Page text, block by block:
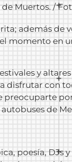
Muertos. /
además de
momento en
y
disfrutar con
preocuparte
de
poesía, DJs y